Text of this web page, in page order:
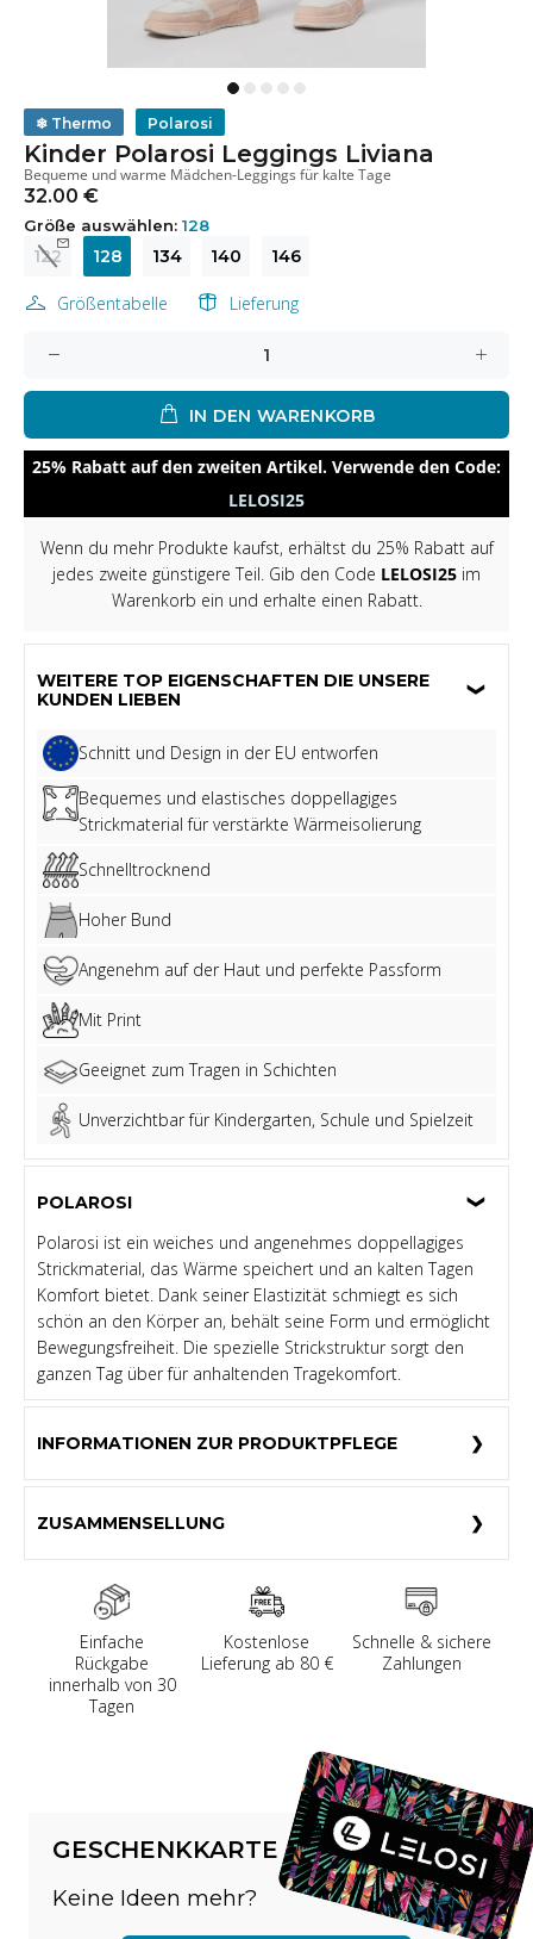
❄ Thermo Polarosi
Kinder Polarosi Leggings Liviana
Bequeme und warme Mädchen-Leggings für kalte Tage
32.00 €
Größe auswählen: 128
122 128 134 140 146
Größentabelle Lieferung
IN DEN WARENKORB
25% Rabatt auf den zweiten Artikel. Verwende den Code:
LELOSI25
Wenn du mehr Produkte kaufst, erhältst du 25% Rabatt auf
jedes zweite günstigere Teil. Gib den Code LELOSI25 im
Warenkorb ein und erhalte einen Rabatt.
WEITERE TOP EIGENSCHAFTEN DIE UNSERE
KUNDEN LIEBEN
Schnitt und Design in der EU entworfen
Bequemes und elastisches doppellagiges
Strickmaterial für verstärkte Wärmeisolierung
Schnelltrocknend
Hoher Bund
Angenehm auf der Haut und perfekte Passform
Mit Print
Geeignet zum Tragen in Schichten
Unverzichtbar für Kindergarten, Schule und Spielzeit
POLAROSI
Polarosi ist ein weiches und angenehmes doppellagiges
Strickmaterial, das Wärme speichert und an kalten Tagen
Komfort bietet. Dank seiner Elastizität schmiegt es sich
schön an den Körper an, behält seine Form und ermöglicht
Bewegungsfreiheit. Die spezielle Strickstruktur sorgt den
ganzen Tag über für anhaltenden Tragekomfort.
INFORMATIONEN ZUR PRODUKTPFLEGE
ZUSAMMENSELLUNG
Einfache
Rückgabe
innerhalb von 30
Tagen
Kostenlose
Lieferung ab 80 €
Schnelle & sichere
Zahlungen
GESCHENKKARTE
Keine Ideen mehr?